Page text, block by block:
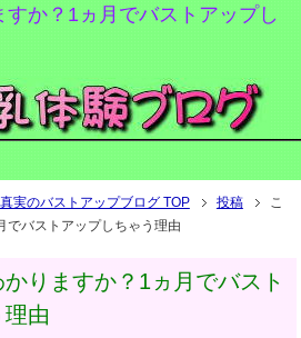
か？1ヵ月でバストアップし
実のバストアップブログ TOP 投稿
こ
でバストアップしちゃう理由
りますか？1ヵ月でバスト
由